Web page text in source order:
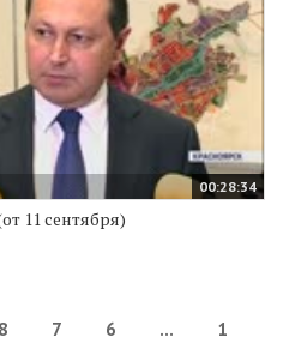
00:28:34
11 сентября)
8 7 6 ... 1